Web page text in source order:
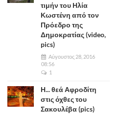
τιμήν του Ηλία
Κωστένη από τον
Πρόεδρο της
Δημοκρατίας (video,
pics)
Αύγουστος 28, 2016
08:56
1
Η... θεά Αφροδίτη
στις όχθες του
Σακουλέβα (pics)